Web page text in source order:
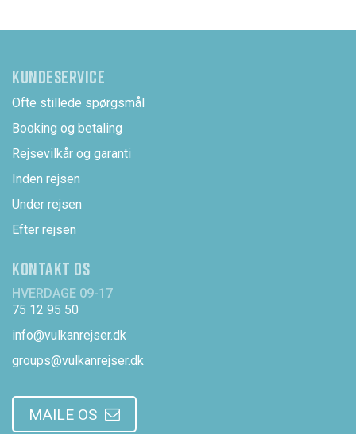
KUNDESERVICE
Ofte stillede spørgsmål
Booking og betaling
Rejsevilkår og garanti
Inden rejsen
Under rejsen
Efter rejsen
KONTAKT OS
HVERDAGE 09-17
75 12 95 50
info@vulkanrejser.dk
groups@vulkanrejser.dk
MAILE OS